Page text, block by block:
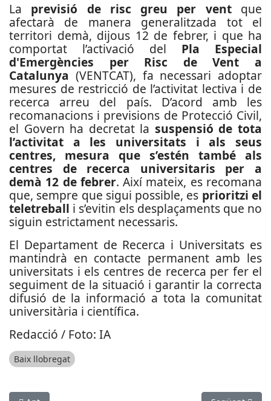
La previsió de risc greu per ventque
afectarà de manera generalitzada tot el
territori demà, dijous 12 de febrer, i que ha
comportat l’activació del Pla Especial
d'Emergències per Risc de Vent a
Catalunya (VENTCAT), fa necessari adoptar
mesures de restricció de l’activitat lectiva i de
recerca arreu del país. D’acord amb les
recomanacions i previsions de Protecció Civil,
el Govern ha decretat la suspensió de tota
l’activitat a les universitats i als seus
centres, mesura que s’estén també als
centres de recerca universitaris per a
demà 12 de febrer.Així mateix, es recomana
que, sempre que sigui possible, es prioritzi el
teletreball i s’evitin els desplaçaments que no
siguin estrictament necessaris.
El Departament de Recerca i Universitats es
mantindrà en contacte permanent amb les
universitats i els centres de recerca per fer el
seguiment de la situació i garantir la correcta
difusió de la informació a tota la comunitat
universitària i científica.
Redacció / Foto: IA
Baix llobregat